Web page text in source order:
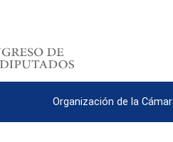
Organización de la